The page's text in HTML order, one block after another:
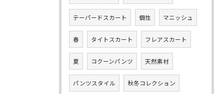
テーパードスカート 個性 マニッシュ
春 タイトスカート フレアスカート
夏 コクーンパンツ 天然素材
パンツスタイル 秋冬コレクション